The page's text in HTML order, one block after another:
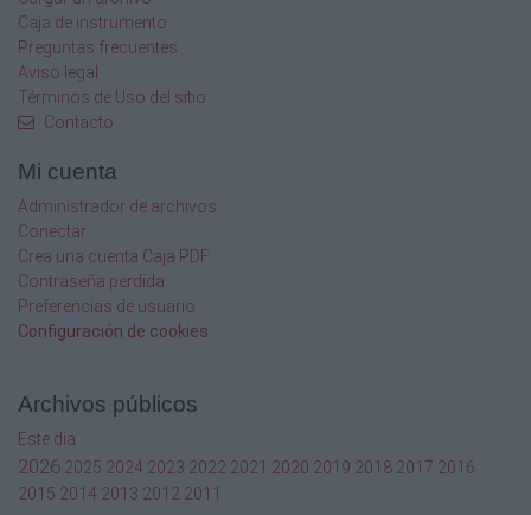
75
100
200
2.7
1.6
• Conductividad Térmica:
Propiedad de un material que hace que este
transmita calor desde el lado
de mayor temperatura hacia el de menor
temperatura. Se define como la
cantidad de calor que un material. Su unidad
- T°
+ T°
Material
Caja de instrumento
Preguntas frecuentes
Aviso legal
Términos de Uso del sitio
Contacto
Mi cuenta
Administrador de archivos
Conectar
Crea una cuenta Caja PDF
Contraseña perdida
Preferencias de usuario
Configuración de cookies
Archivos públicos
Este dia
2026 2025 2024 2023 2022 2021 2020 2019 2018 2017 2016
2015 2014 2013 2012 2011